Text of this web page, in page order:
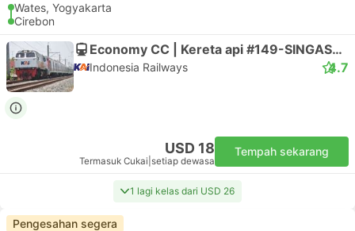
Wates, Yogyakarta
Cirebon
Economy CC | Kereta api #149-SINGASARI
Indonesia Railways 4.7
USD 18
Termasuk Cukai setiap dewasa
Tempah sekarang
1 lagi kelas dari USD 26
Pengesahan segera